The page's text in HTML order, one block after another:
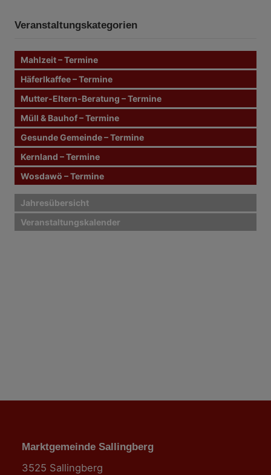
t
r
a
g
s
n
a
v
i
g
e
n
a
h
Veranstaltungskategorien
Mahlzeit – Termine
Häferlkaffee – Termine
Mutter-Eltern-Beratung – Termine
Müll & Bauhof – Termine
Gesunde Gemeinde – Termine
Kernland – Termine
Wosdawö – Termine
Jahresübersicht
Veranstaltungskalender
Marktgemeinde Sallingberg
3525 Sallingberg